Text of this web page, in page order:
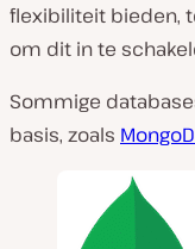
flexibiliteit bieden,
om dit in te
Sommige
basis, zoals